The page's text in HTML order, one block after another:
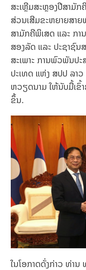
ສະເຫຼີມສະຫຼອງປີສາມັກ
ສ່ວນເສີມຂະຫຍາຍສາ
ສາມັກຄີພິເສດ ແລະ ກ
ສອງລັດ ແລະ ປະຊາຊົນ
ສະເພາະ ການພົວພັນປະ
ປະເທດ ແຫ່ງ ສປປ ລາ
ຫວຽດນາມ ໃຫ້ນັບມື້ເຂົ້
ຂຶ້ນ.
ໃນໂອກາດດັ່ງກ່າວ ທ່າ